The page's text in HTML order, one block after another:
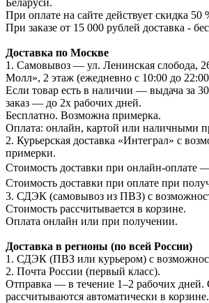
При оплате на сайте действует скидка 50
При заказе от 15 000 рублей доставка -
Доставка по Москве
1. Самовывоз — ул. Ленинская слобода,
Молл», 2 этаж (ежедневно с 10:00 до
Если товар есть в наличии — выдача за
заказ — до 2х рабочих дней.
Бесплатно. Возможна примерка.
Оплата: онлайн, картой или наличными
2. Курьерская доставка «Интеграл» с
примерки.
Стоимость доставки при онлайн-оплате
Стоимость доставки при оплате при
3. СДЭК (самовывоз из ПВЗ) с
Стоимость рассчитывается в корзине.
Оплата онлайн или при получении.
Доставка в регионы (по всей России)
1. СДЭК (ПВЗ или курьером) с
2. Почта России (первый класс).
Отправка — в течение 1–2 рабочих дней.
рассчитываются автоматически в корзине.